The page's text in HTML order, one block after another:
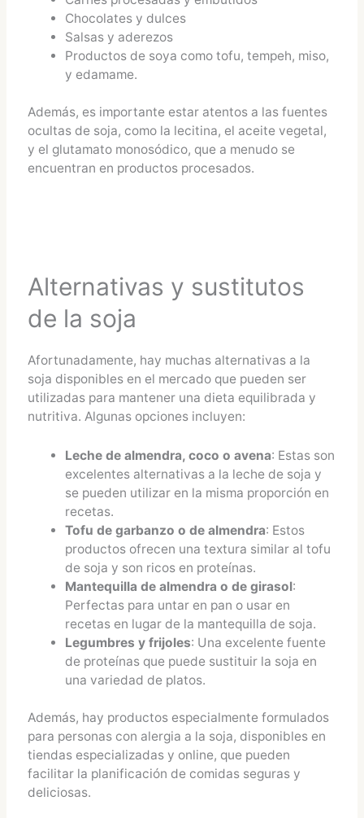
Chocolates y dulces
Salsas y aderezos
Productos de soya como tofu, tempeh, miso,
y edamame​​.
Además, es importante estar atentos a las fuentes
ocultas de soja, como la lecitina, el aceite vegetal,
y el glutamato monosódico, que a menudo se
encuentran en productos procesados​​.
Alternativas y sustitutos
de la soja
Afortunadamente, hay muchas alternativas a la
soja disponibles en el mercado que pueden ser
utilizadas para mantener una dieta equilibrada y
nutritiva. Algunas opciones incluyen:
Leche de almendra, coco o avena: Estas son
excelentes alternativas a la leche de soja y
se pueden utilizar en la misma proporción en
recetas.
Tofu de garbanzo o de almendra: Estos
productos ofrecen una textura similar al tofu
de soja y son ricos en proteínas.
Mantequilla de almendra o de girasol:
Perfectas para untar en pan o usar en
recetas en lugar de la mantequilla de soja.
Legumbres y frijoles: Una excelente fuente
de proteínas que puede sustituir la soja en
una variedad de platos.
Además, hay productos especialmente formulados
para personas con alergia a la soja, disponibles en
tiendas especializadas y online, que pueden
facilitar la planificación de comidas seguras y
deliciosas​​.